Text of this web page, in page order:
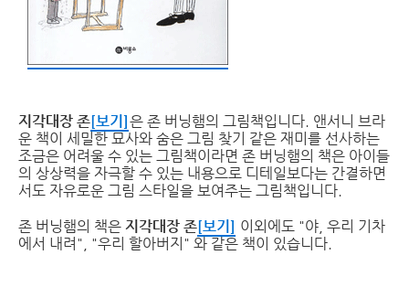
지각대장 존[보기]은 존 버닝햄의 그림책입니다. 앤서니 브라
운 책이 세밀한 묘사와 숨은 그림 찾기 같은 재미를 선사하는
조금은 어려울 수 있는 그림책이라면 존 버닝햄의 책은 아이들
의 상상력을 자극할 수 있는 내용으로 디테일보다는 간결하면
서도 자유로운 그림 스타일을 보여주는 그림책입니다.
존 버닝햄의 책은 지각대장 존[보기] 이외에도 "야, 우리 기차
에서 내려", "우리 할아버지" 와 같은 책이 있습니다.